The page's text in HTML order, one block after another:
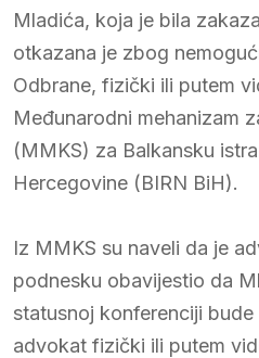
Mladića, koja je bila
otkazana je zbog
Odbrane, fizički ili putem
Međunarodni mehanizam
(MMKS) za Balkansku
Hercegovine (BIRN BiH).
Iz MMKS su naveli da je
podnesku obavijestio da
statusnoj konferenciji
advokat fizički ili putem